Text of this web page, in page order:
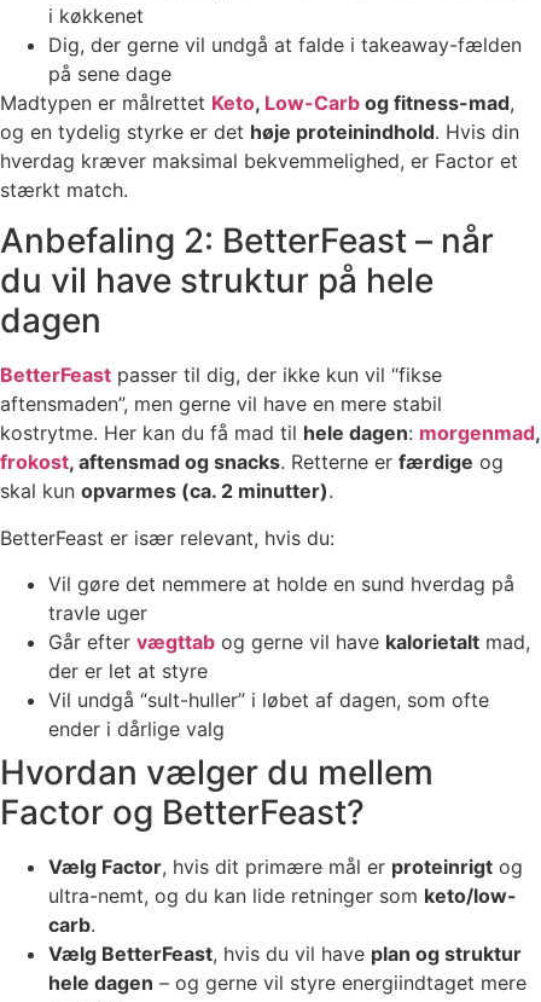
i køkkenet
Dig, der gerne vil undgå at falde i takeaway-fælden
på sene dage
Madtypen er målrettet Keto, Low-Carb og fitness-mad,
og en tydelig styrke er det høje proteinindhold. Hvis din
hverdag kræver maksimal bekvemmelighed, er Factor et
stærkt match.
Anbefaling 2: BetterFeast – når
du vil have struktur på hele
dagen
BetterFeast passer til dig, der ikke kun vil “fikse
aftensmaden”, men gerne vil have en mere stabil
kostrytme. Her kan du få mad til hele dagen: morgenmad,
frokost, aftensmad og snacks. Retterne er færdige og
skal kun opvarmes (ca. 2 minutter).
BetterFeast er især relevant, hvis du:
Vil gøre det nemmere at holde en sund hverdag på
travle uger
Går efter vægttab og gerne vil have kalorietalt mad,
der er let at styre
Vil undgå “sult-huller” i løbet af dagen, som ofte
ender i dårlige valg
Hvordan vælger du mellem
Factor og BetterFeast?
Vælg Factor, hvis dit primære mål er proteinrigt og
ultra-nemt, og du kan lide retninger som keto/low-
carb.
Vælg BetterFeast, hvis du vil have plan og struktur
hele dagen – og gerne vil styre energiindtaget mere